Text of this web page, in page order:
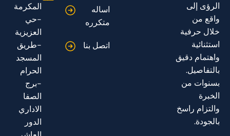
الرؤى إلى
واقع من
خلال حرفية
استثنائية
واهتمام دقيق
بالتفاصيل.
بسنوات من
الخبرة
والتزام راسخ
بالجودة.
اساله
متكرره
اتصل بنا
المكرمة
-حي
العزيزية
-طريق
المسجد
الحرام
-برج
الصفا
الاداري
الدور